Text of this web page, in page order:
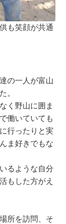
も笑顔が共通
の一人が富山
。
く野山に囲ま
働いていても
行ったりと実
ま好きでもな
るような自分
もした方がえ
所を訪問、そ